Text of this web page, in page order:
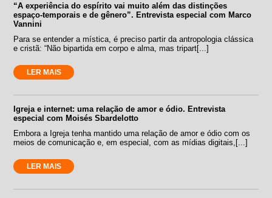
“A experiência do espírito vai muito além das distinções
espaço-temporais e de gênero”. Entrevista especial com Marco
Vannini
Para se entender a mística, é preciso partir da antropologia clássica
e cristã: “Não bipartida em corpo e alma, mas tripart[...]
LER MAIS
Igreja e internet: uma relação de amor e ódio. Entrevista
especial com Moisés Sbardelotto
Embora a Igreja tenha mantido uma relação de amor e ódio com os
meios de comunicação e, em especial, com as mídias digitais,[...]
LER MAIS